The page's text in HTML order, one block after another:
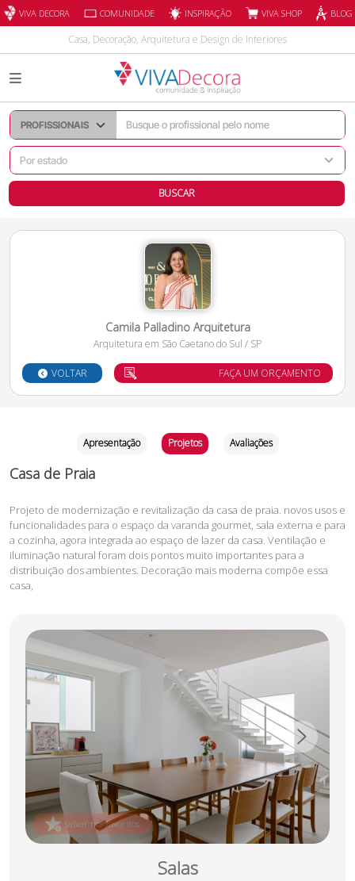
VIVA DECORA COMUNIDADE INSPIRAÇÃO VIVA SHOP
Casa, Decoração, Arquitetura e Design de Interiores
BUSCAR
Camila Palladino Arquitetura
Arquitetura em São Caetano do Sul / SP
VOLTAR FAÇA UM ORÇAMENTO
Apresentação Projetos Avaliações
Casa de Praia
Projeto de modernização e revitalização da casa de praia. novos usos e
funcionalidades para o espaço da varanda gourmet, sala externa e para
a cozinha, agora integrada ao espaço de lazer da casa. Ventilação e
iluminação natural foram dois pontos muito importantes para a
distribuição dos ambientes. Decoração mais moderna compõe essa
casa,
Salas
salvar nos favoritos